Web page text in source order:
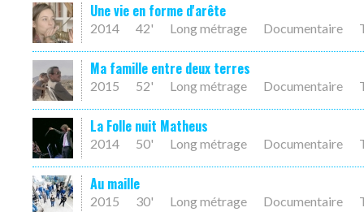
Une vie en forme d'arête
2014 42' Long métrage Documentaire
Ma famille entre deux terres
2015 52' Long métrage Documentaire
La Folle nuit Matheus
2014 50' Long métrage Documentaire
Au maille
2015 30' Long métrage Documentaire